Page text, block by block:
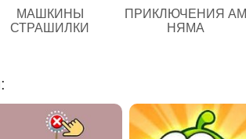
МАШКИНЫ
СТРАШИЛКИ
ПРИКЛЮЧЕНИЯ АМ
НЯМА